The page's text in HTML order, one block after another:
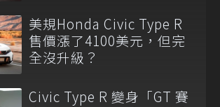
美規Honda Civic Type R
售價漲了4100美元，但完
全沒升級？
Civic Type R 變身「GT 賽